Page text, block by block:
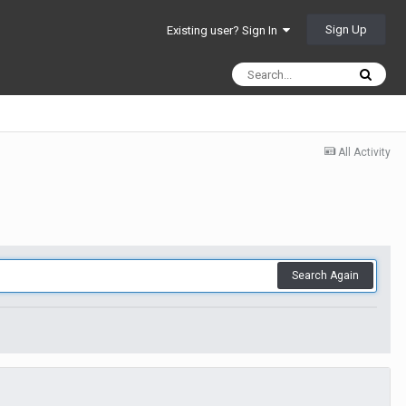
Existing user? Sign In Sign Up
All Activity
Search Again